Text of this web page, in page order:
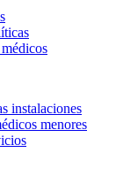
instalaciones
menores